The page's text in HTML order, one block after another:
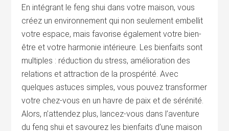
En intégrant le feng shui dans votre maison, vous
créez un environnement qui non seulement embellit
votre espace, mais favorise également votre bien-
être et votre harmonie intérieure. Les bienfaits sont
multiples : réduction du stress, amélioration des
relations et attraction de la prospérité. Avec
quelques astuces simples, vous pouvez transformer
votre chez-vous en un havre de paix et de sérénité.
Alors, n’attendez plus, lancez-vous dans l’aventure
du feng shui et savourez les bienfaits d’une maison